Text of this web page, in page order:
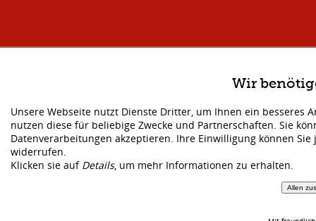
Wir
Unsere Webseite nutzt Dienste Dritter, um Ihnen ein besseres
nutzen diese für beliebige Zwecke und Partnerschaften. Sie
Datenverarbeitungen akzeptieren. Ihre Einwilligung können
widerrufen.
Klicken sie auf Details, um mehr Informationen zu erhalten.
Allen